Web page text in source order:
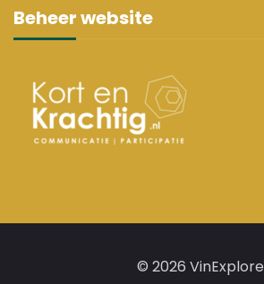
Beheer website
© 2026 VinExplore